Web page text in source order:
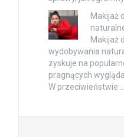
Makijaż
Makijaż
wydobywania
zyskuje na
pragnących
W przeciwieństwie …